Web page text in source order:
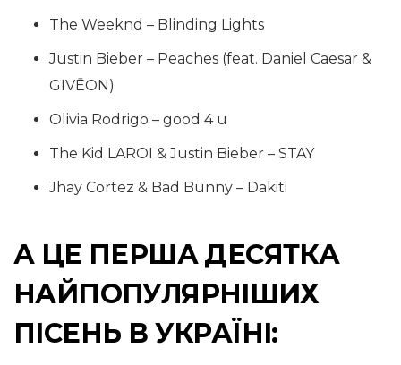
The Weeknd – Blinding Lights
Justin Bieber – Peaches (feat. Daniel Caesar &
GIVĒON)
Olivia Rodrigo – good 4 u
The Kid LAROI & Justin Bieber – STAY
Jhay Cortez & Bad Bunny – Dakiti
А ЦЕ ПЕРША ДЕСЯТКА
НАЙПОПУЛЯРНІШИХ
ПІСЕНЬ В УКРАЇНІ: